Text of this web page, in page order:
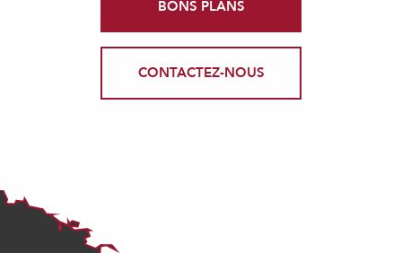
BONS PLANS
CONTACTEZ-NOUS